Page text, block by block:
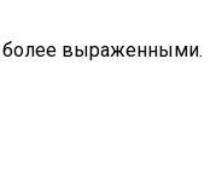
более выраженными.